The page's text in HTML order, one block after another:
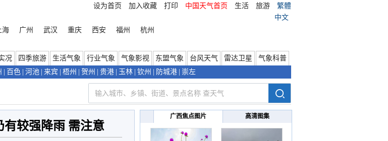
设为首页 加入收藏 打印 中国天气首页 生活 旅游
繁體
中文
海 广州 武汉 重庆 西安 福州 杭州
况 四季旅游 生活气象 行业气象 气象影视 东盟气象 台风天气 雷达卫星
气象科普
百色 河池 来宾 梧州 贺州 贵港 玉林 钦州 防城港 崇左
有较强降雨 需注意
广西焦点图片 高清图集